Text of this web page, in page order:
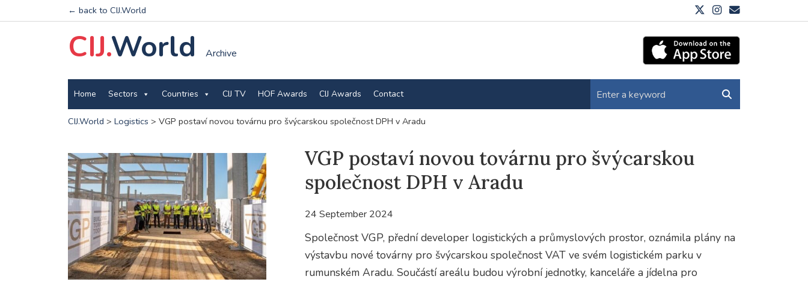
← back to CIJ.World
CIJ.World Archive
Home Sectors Countries CIJ TV HOF Awards CIJ Awards Contact
CIJ.World > Logistics > VGP postaví novou továrnu pro švýcarskou společnost DPH v Aradu
VGP postaví novou továrnu pro švýcarskou
společnost DPH v Aradu
24 September 2024
Společnost VGP, přední developer logistických a průmyslových prostor, oznámila plány na
výstavbu nové továrny pro švýcarskou společnost VAT ve svém logistickém parku v
rumunském Aradu. Součástí areálu budou výrobní jednotky, kanceláře a jídelna pro